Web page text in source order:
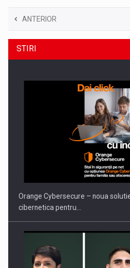
ANTERIOR
STIRI
Orange Cybersecure – noua
cibernetica pentru…